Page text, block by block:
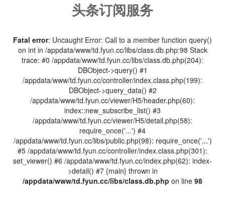
头条订阅服务
Fatal error: Uncaught Error: Call to a member function query()
on int in /appdata/www/td.fyun.cc/libs/class.db.php:98 Stack
trace: #0 /appdata/www/td.fyun.cc/libs/class.db.php(204):
DBObject->query() #1
/appdata/www/td.fyun.cc/controller/index.class.php(199):
DBObject->query_data() #2
/appdata/www/td.fyun.cc/viewer/H5/header.php(60):
index::new_subscribe_list() #3
/appdata/www/td.fyun.cc/viewer/H5/detail.php(58):
require_once('...') #4
/appdata/www/td.fyun.cc/libs/public.php(98): require_once('...')
#5 /appdata/www/td.fyun.cc/controller/index.class.php(301):
set_viewer() #6 /appdata/www/td.fyun.cc/index.php(62): index-
>detail() #7 {main} thrown in
/appdata/www/td.fyun.cc/libs/class.db.php on line 98